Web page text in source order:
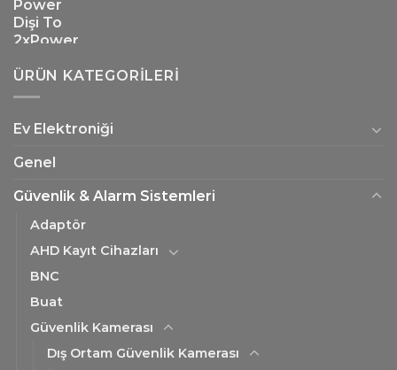
ÜRÜN KATEGORILERI
Ev Elektroniği
Genel
Güvenlik & Alarm Sistemleri
Adaptör
AHD Kayıt Cihazları
BNC
Buat
Güvenlik Kamerası
Dış Ortam Güvenlik Kamerası